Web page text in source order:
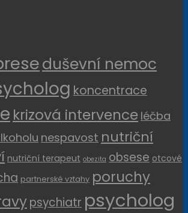
duševní nemoc
koncentrace
krizová intervence léčba
nespavost nutriční
nutriční terapeut obezita obsese otcové
partnerské vztahy poruchy
psychiatr psycholog